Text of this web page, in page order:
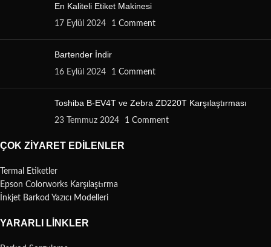
En Kaliteli Etiket Makinesi
17 Eylül 2024 1 Comment
Bartender İndir
16 Eylül 2024 1 Comment
Toshiba B-EV4T ve Zebra ZD220T Karşılaştırması
23 Temmuz 2024 1 Comment
ÇOK ZIYARET EDILENLER
Termal Etiketler
Epson Colorworks Karşılaştırma
İnkjet Barkod Yazıcı Modelleri
YARARLI LINKLER